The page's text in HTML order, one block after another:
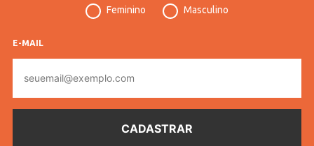
Canelado
Cores
Feminino Masculino
E-MAIL
mail